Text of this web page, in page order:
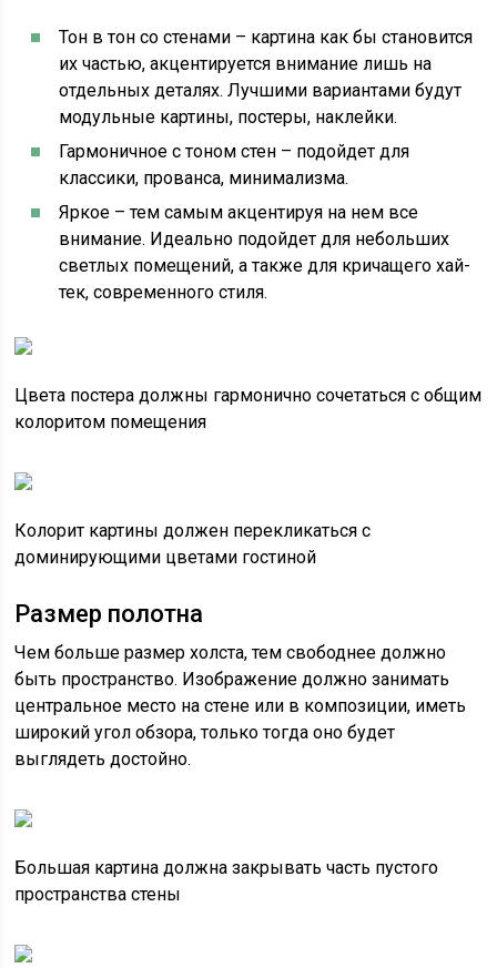
Тон в тон со стенами – картина как бы становится
их частью, акцентируется внимание лишь на
отдельных деталях. Лучшими вариантами будут
модульные картины, постеры, наклейки.
Гармоничное с тоном стен – подойдет для
классики, прованса, минимализма.
Яркое – тем самым акцентируя на нем все
внимание. Идеально подойдет для небольших
светлых помещений, а также для кричащего хай-
тек, современного стиля.
Цвета постера должны гармонично сочетаться с общим
колоритом помещения
Колорит картины должен перекликаться с
доминирующими цветами гостиной
Размер полотна
Чем больше размер холста, тем свободнее должно
быть пространство. Изображение должно занимать
центральное место на стене или в композиции, иметь
широкий угол обзора, только тогда оно будет
выглядеть достойно.
Большая картина должна закрывать часть пустого
пространства стены